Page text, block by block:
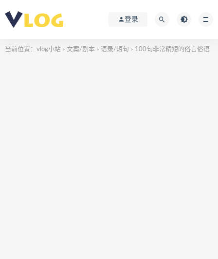
登录
当前位置： vlog小站 > 文案/剧本 > 语录/短句 > 100句非常精短的俗言俗语